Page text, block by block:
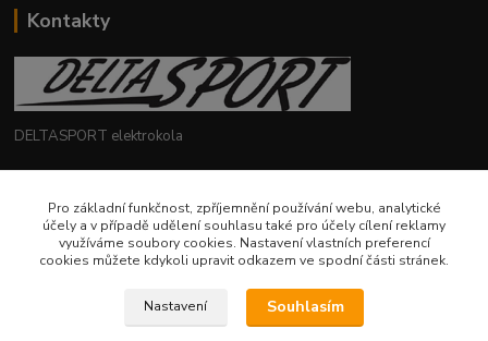
Kontakty
DELTASPORT elektrokola
deltasport@seznam.cz
Pro základní funkčnost, zpříjemnění používání webu, analytické
účely a v případě udělení souhlasu také pro účely cílení reklamy
využíváme soubory cookies. Nastavení vlastních preferencí
cookies můžete kdykoli upravit odkazem ve spodní části stránek.
Nastavení Souhlasím